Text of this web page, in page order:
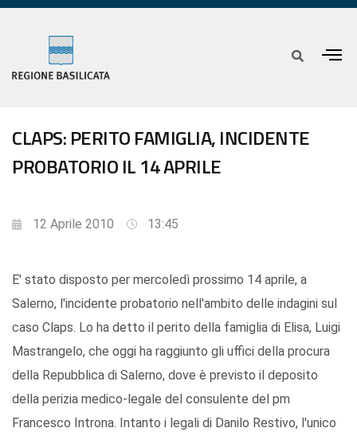
CLAPS: PERITO FAMIGLIA, INCIDENTE
PROBATORIO IL 14 APRILE
12 Aprile 2010 13:45
E' stato disposto per mercoledì prossimo 14 aprile, a
Salerno, l'incidente probatorio nell'ambito delle indagini sul
caso Claps. Lo ha detto il perito della famiglia di Elisa, Luigi
Mastrangelo, che oggi ha raggiunto gli uffici della procura
della Repubblica di Salerno, dove è previsto il deposito
della perizia medico-legale del consulente del pm
Francesco Introna. Intanto i legali di Danilo Restivo, l'unico